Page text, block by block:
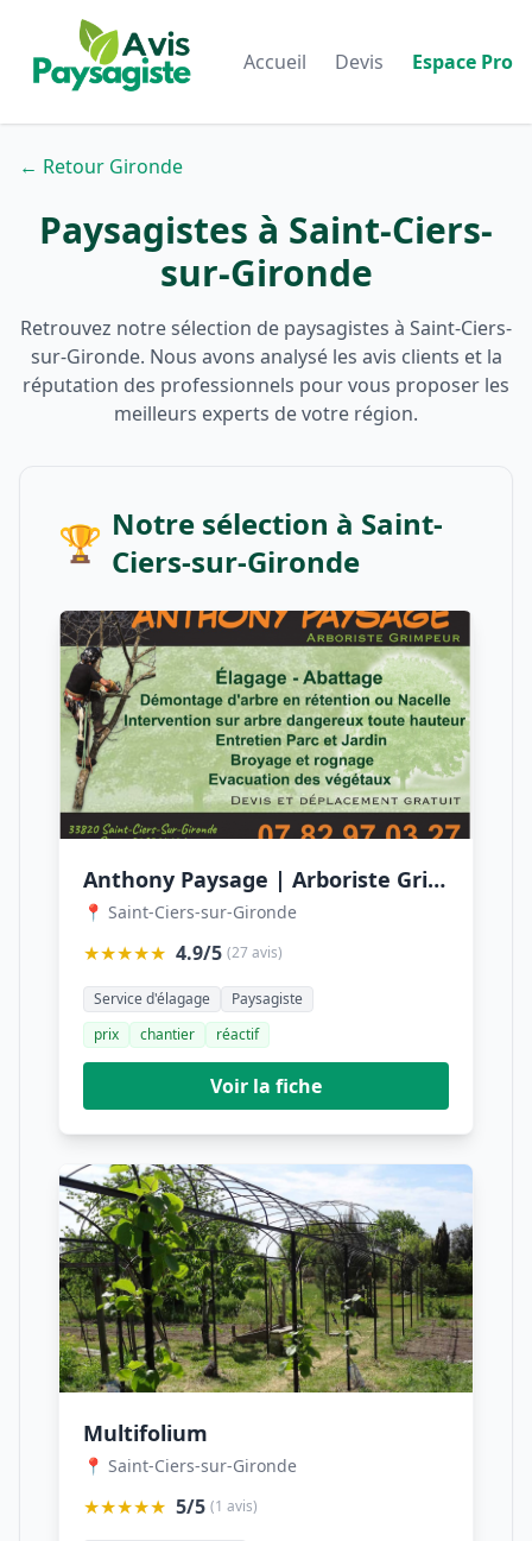
Accueil Devis Espace Pro
← Retour Gironde
Paysagistes à Saint-Ciers-
sur-Gironde
Retrouvez notre sélection de paysagistes à Saint-Ciers-
sur-Gironde. Nous avons analysé les avis clients et la
réputation des professionnels pour vous proposer les
meilleurs experts de votre région.
🏆 Notre sélection à Saint-
Ciers-sur-Gironde
Anthony Paysage | Arboriste Grimpeur Elagueur Paysagiste Jardinier Espaces Verts
📍 Saint-Ciers-sur-Gironde
★★★★★ 4.9/5 (27 avis)
Service d'élagage
Paysagiste
prix
chantier réactif
Voir la fiche
Multifolium
📍 Saint-Ciers-sur-Gironde
★★★★★ 5/5 (1 avis)